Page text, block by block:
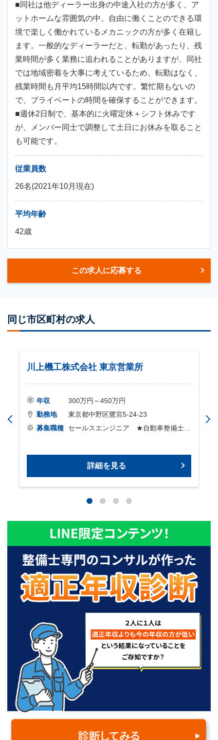
■同社は他ディーラー出身の中途入社の方が多く、ア
ットホームな雰囲気の中、自由に働くことのできる環
境で楽しく働かれているメカニックの方が多く在籍し
ます。一般的なディーラーだと、転勤があったり、残
業時間が多く業務に追われることがありますが、同社
では地域密着を大事に考えているため、転勤はなく、
残業時間も月平均15時間以内です。繁忙期もないの
で、プライベートの時間を確保することができます。
■週休2日制で、基本的に火曜定休＋シフト休みです
が、メンバー同士で調整して土日にお休みを取ること
も可能です。
従業員数
26名(2021年10月現在)
平均年齢
42歳
この求人に応募する
同じ市区町村の求人
川上機工株式会社 東京営業所
年収
300万円～450万円
勤務地
東京都中野区鷺宮5-24-23
募集職種
セールスエンジニア ★自動車整備士の
詳細を見る